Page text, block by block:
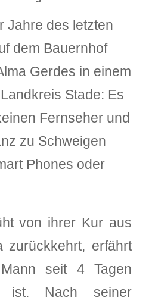
Jahre des letzten
dem Bauernhof
Gerdes in einem
Stade: Es
Fernseher und
zu Schweigen
Phones oder
von ihrer Kur aus
zurückkehrt, erfährt
seit 4 Tagen
ist. Nach seiner